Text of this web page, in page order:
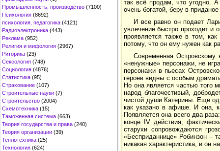
Промышленность, производство (7100)
Психология (8692)
психология, педагогика (4121)
Радиоэлектроника (443)
Реклама (952)
Религия и мифология (2967)
Риторика (23)
Сексология (748)
Социология (4876)
Статистика (95)
Страхование (107)
Строительные науки (7)
Строительство (2004)
Схемотехника (15)
Таможенная система (663)
Теория государства и права (240)
Теория организации (39)
Теплотехника (25)
Технология (624)
так всё продам, что угодно.
очень богатой, беру в
И все равно он подает
увлечение быстро проходит и
проявляется также в том,
потому, что он ему нужен как
Современная Островскому
«ненужные» персонажи, не
персонажи в пьесах
героев видны с особым
Но она является частью того
народ благочестивый,
чистой души Катерины. Еще
как указано в афише. И она,
Появляется она всего два
конце IV действия,
старухи сопровождаются
«Бесприданнице» Робинзон –
никакая характеристика, и он